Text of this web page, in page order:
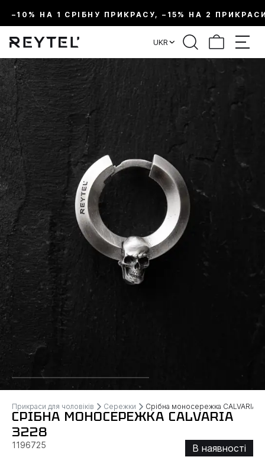
–10% НА 1 СРІБНУ ПРИКРАСУ, –15% НА 2
UKR
Прикраси для чоловіків Сережки Срібна моносережка CALVARIA
СРІБНА МОНОСЕРЕЖКА CALVARIA
3228
1196725
В наявності